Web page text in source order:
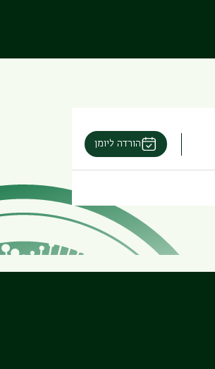
הורדה ליומן